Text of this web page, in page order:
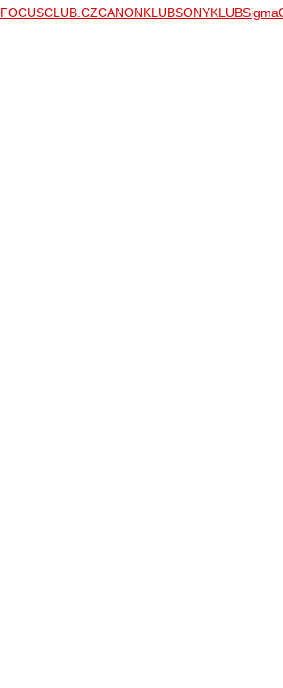
FOCUSCLUB.CZCANONKLUBSONYKLUB